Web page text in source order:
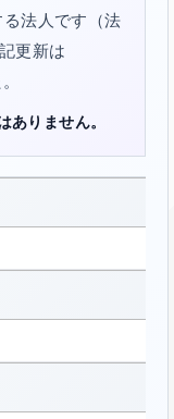
法人です（法
更新は
ありません。